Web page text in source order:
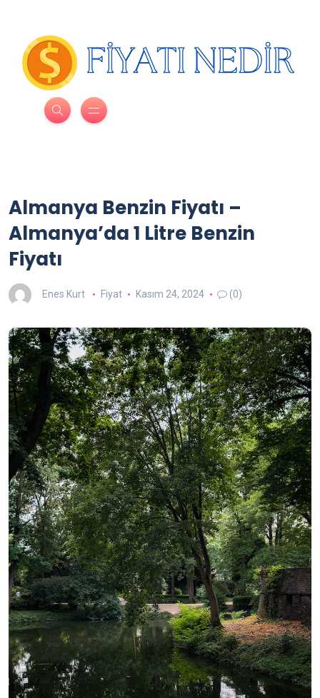
Almanya Benzin Fiyatı –
Almanya’da 1 Litre Benzin
Fiyatı
Enes Kurt Fiyat Kasım 24, 2024 (0)